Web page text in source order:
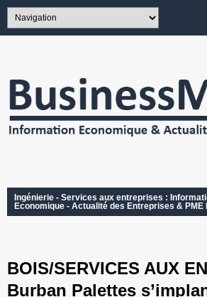
Ingénierie - Services aux entreprises :
Economique - Actualité des Entreprises & PME
BOIS/SERVICES AUX
Burban Palettes